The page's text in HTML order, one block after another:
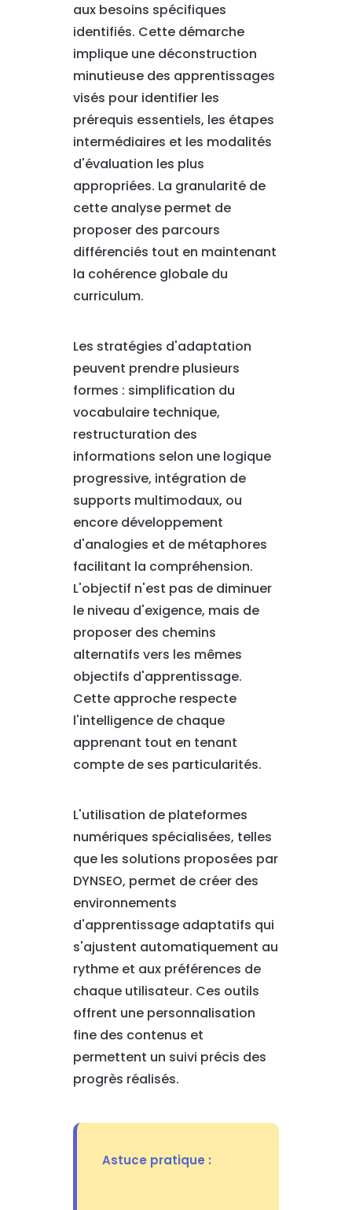
aux besoins spécifiques
identifiés. Cette démarche
implique une déconstruction
minutieuse des apprentissages
visés pour identifier les
prérequis essentiels, les étapes
intermédiaires et les modalités
d'évaluation les plus
appropriées. La granularité de
cette analyse permet de
proposer des parcours
différenciés tout en maintenant
la cohérence globale du
curriculum.
Les stratégies d'adaptation
peuvent prendre plusieurs
formes : simplification du
vocabulaire technique,
restructuration des
informations selon une logique
progressive, intégration de
supports multimodaux, ou
encore développement
d'analogies et de métaphores
facilitant la compréhension.
L'objectif n'est pas de diminuer
le niveau d'exigence, mais de
proposer des chemins
alternatifs vers les mêmes
objectifs d'apprentissage.
Cette approche respecte
l'intelligence de chaque
apprenant tout en tenant
compte de ses particularités.
L'utilisation de plateformes
numériques spécialisées, telles
que les solutions proposées par
DYNSEO, permet de créer des
environnements
d'apprentissage adaptatifs qui
s'ajustent automatiquement au
rythme et aux préférences de
chaque utilisateur. Ces outils
offrent une personnalisation
fine des contenus et
permettent un suivi précis des
progrès réalisés.
Astuce pratique :